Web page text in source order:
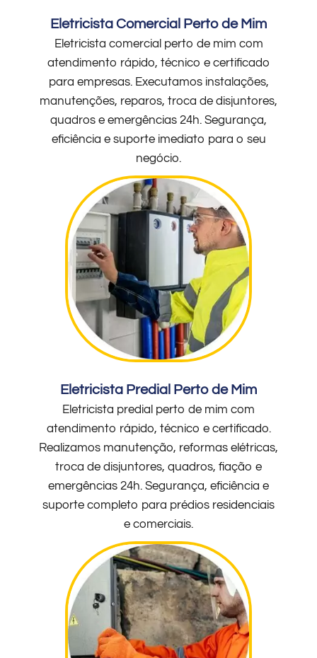
Eletricista Comercial Perto de Mim
Eletricista comercial perto de mim com
atendimento rápido, técnico e certificado
para empresas. Executamos instalações,
manutenções, reparos, troca de disjuntores,
quadros e emergências 24h. Segurança,
eficiência e suporte imediato para o seu
negócio.
Eletricista Predial Perto de Mim
Eletricista predial perto de mim com
atendimento rápido, técnico e certificado.
Realizamos manutenção, reformas elétricas,
troca de disjuntores, quadros, fiação e
emergências 24h. Segurança, eficiência e
suporte completo para prédios residenciais
e comerciais.